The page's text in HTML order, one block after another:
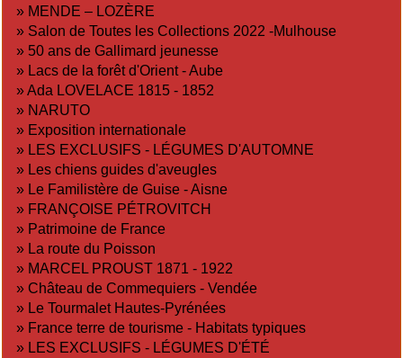
» MENDE – LOZÈRE
» Salon de Toutes les Collections 2022 -Mulhouse
» 50 ans de Gallimard jeunesse
» Lacs de la forêt d'Orient - Aube
»Ada LOVELACE 1815 - 1852
» NARUTO
» Exposition internationale
» LES EXCLUSIFS - LÉGUMES D'AUTOMNE
» Les chiens guides d'aveugles
» Le Familistère de Guise - Aisne
» FRANÇOISE PÉTROVITCH
» Patrimoine de France
» La route du Poisson
» MARCEL PROUST 1871 - 1922
» Château de Commequiers - Vendée
» Le Tourmalet Hautes-Pyrénées
» France terre de tourisme - Habitats typiques
» LES EXCLUSIFS - LÉGUMES D'ÉTÉ